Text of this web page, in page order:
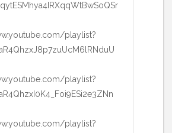
playlist?
playlist?
playlist?